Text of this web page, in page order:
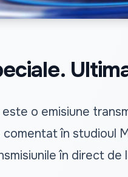
este o emisiune
în studioul
în direct de